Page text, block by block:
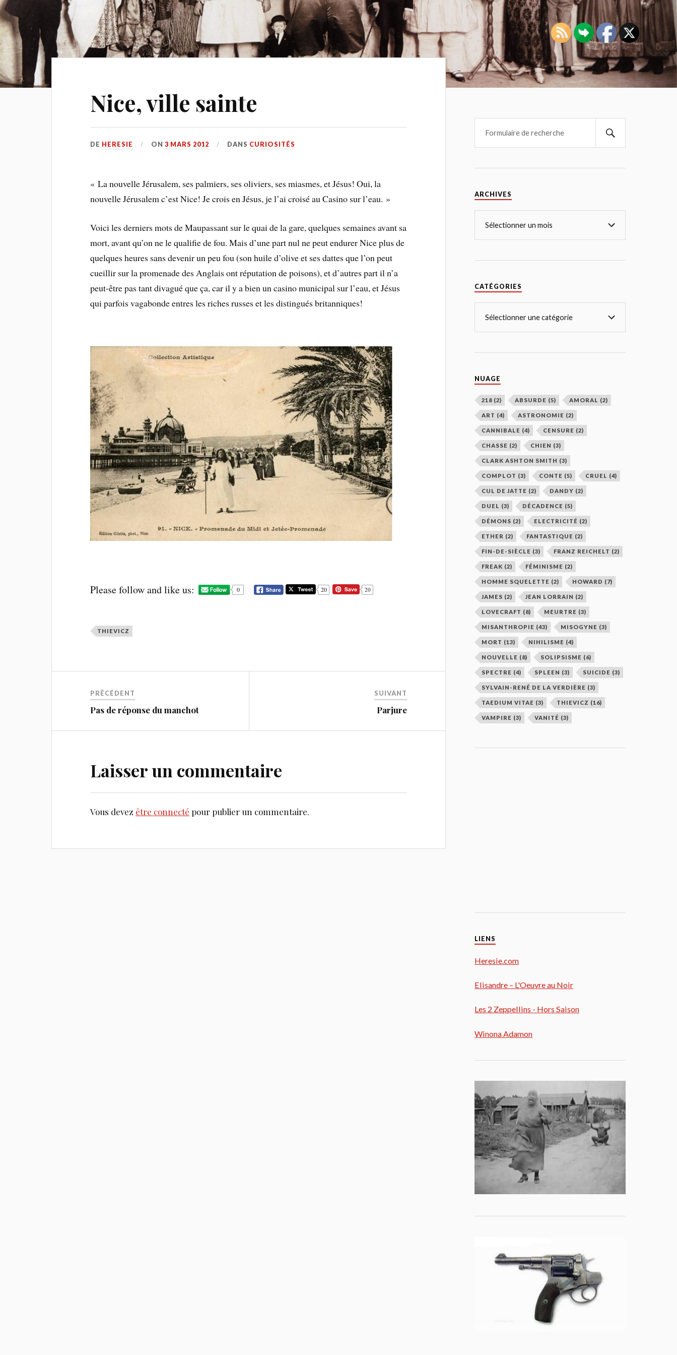
Nice, ville sainte
DE HERESIE ON3 MARS 2012 DANS CURIOSITÉS
« La nouvelle Jérusalem, ses palmiers, ses oliviers, ses miasmes, et Jésus! Oui, la
nouvelle Jérusalem c’est Nice! Je crois en Jésus, je l’ai croisé au Casino sur l’eau. »
Voici les derniers mots de Maupassant sur le quai de la gare, quelques semaines avant sa
mort, avant qu’on ne le qualifie de fou. Mais d’une part nul ne peut endurer Nice plus de
quelques heures sans devenir un peu fou (son huile d’olive et ses dattes que l’on peut
cueillir sur la promenade des Anglais ont réputation de poisons), et d’autres part il n’a
peut-être pas tant divagué que ça, car il y a bien un casino municipal sur l’eau, et Jésus
qui parfois vagabonde entres les riches russes et les distingués britanniques!
Please follow and like us: 0 20 20
THIEVICZ
PRÉCÉDENT
Pas de réponse du manchot
SUIVANT
Parjure
Laisser un commentaire
Vous devez être connecté pour publier un commentaire.
ARCHIVES
CATÉGORIES
NUAGE
218 (2) ABSURDE (5) AMORAL (2)
ART (4) ASTRONOMIE (2)
CANNIBALE (4) CENSURE (2)
CHASSE (2) CHIEN (3)
CLARK ASHTON SMITH (3)
COMPLOT (3) CONTE (5) CRUEL (4)
CUL DE JATTE (2) DANDY (2)
DUEL (3) DÉCADENCE (5)
DÉMONS (2) ELECTRICITÉ (2)
ETHER (2) FANTASTIQUE (2)
FIN-DE-SIÈCLE (3) FRANZ REICHELT (2)
FREAK (2) FÉMINISME (2)
HOMME SQUELETTE (2) HOWARD (7)
JAMES (2) JEAN LORRAIN (2)
LOVECRAFT (8) MEURTRE (3)
MISANTHROPIE (43) MISOGYNE (3)
MORT (13) NIHILISME (4)
NOUVELLE (8) SOLIPSISME (6)
SPECTRE (4) SPLEEN (3) SUICIDE (3)
SYLVAIN-RENÉ DE LA VERDIÈRE (3)
TAEDIUM VITAE (3) THIEVICZ (16)
VAMPIRE (3) VANITÉ (3)
LIENS
Heresie.com
Elisandre – L'Oeuvre au Noir
Les 2 Zeppellins - Hors Saison
Winona Adamon